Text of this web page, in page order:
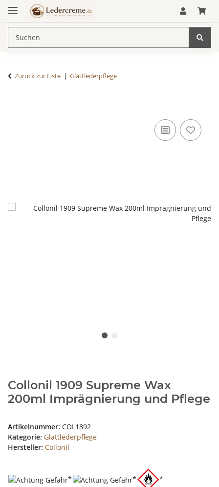
Zurück zur Liste Glattlederpflege
Collonil 1909 Supreme Wax
200ml Imprägnierung und Pflege
Artikelnummer: COL1892
Kategorie: Glattlederpflege
Hersteller: Collonil
* * *